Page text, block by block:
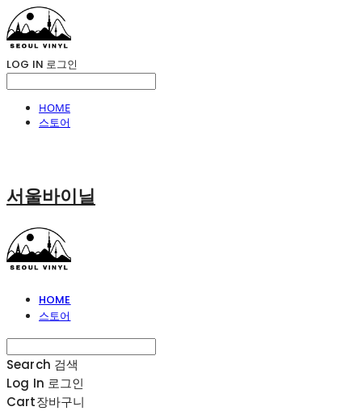
LOG IN 로그인
HOME
스토어
서울바이닐
HOME
스토어
Search 검색
Log In 로그인
Cart장바구니